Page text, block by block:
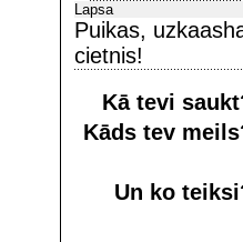
Lapsa
Puikas,
cietnis!
Kā tevi
Kāds tev
Un ko